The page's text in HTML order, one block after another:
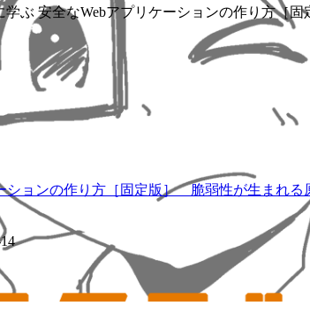
ぶ 安全なWebアプリケーションの作り方［
ションの作り方［固定版］ 脆弱性が生まれる